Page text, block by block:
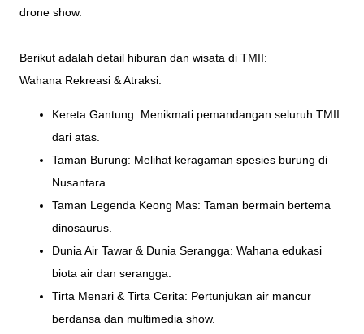
drone show.
Berikut adalah detail hiburan dan wisata di TMII:
Wahana Rekreasi & Atraksi:
Kereta Gantung: Menikmati pemandangan seluruh TMII
dari atas.
Taman Burung: Melihat keragaman spesies burung di
Nusantara.
Taman Legenda Keong Mas: Taman bermain bertema
dinosaurus.
Dunia Air Tawar & Dunia Serangga: Wahana edukasi
biota air dan serangga.
Tirta Menari & Tirta Cerita: Pertunjukan air mancur
berdansa dan multimedia show.